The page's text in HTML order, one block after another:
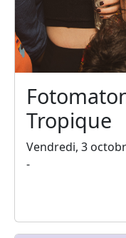
Tropique
Vendredi, 3
-